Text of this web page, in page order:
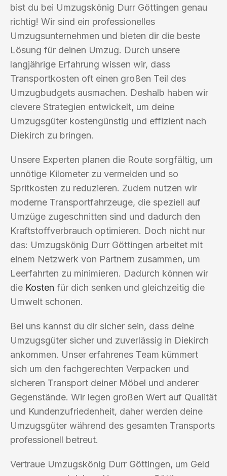
bist du bei Umzugskönig Durr Göttingen genau
richtig! Wir sind ein professionelles
Umzugsunternehmen und bieten dir die beste
Lösung für deinen Umzug. Durch unsere
langjährige Erfahrung wissen wir, dass
Transportkosten oft einen großen Teil des
Umzugbudgets ausmachen. Deshalb haben wir
clevere Strategien entwickelt, um deine
Umzugsgüter kostengünstig und effizient nach
Diekirch zu bringen.
Unsere Experten planen die Route sorgfältig, um
unnötige Kilometer zu vermeiden und so
Spritkosten zu reduzieren. Zudem nutzen wir
moderne Transportfahrzeuge, die speziell auf
Umzüge zugeschnitten sind und dadurch den
Kraftstoffverbrauch optimieren. Doch nicht nur
das: Umzugskönig Durr Göttingen arbeitet mit
einem Netzwerk von Partnern zusammen, um
Leerfahrten zu minimieren. Dadurch können wir
die Kosten für dich senken und gleichzeitig die
Umwelt schonen.
Bei uns kannst du dir sicher sein, dass deine
Umzugsgüter sicher und zuverlässig in Diekirch
ankommen. Unser erfahrenes Team kümmert
sich um den fachgerechten Verpacken und
sicheren Transport deiner Möbel und anderer
Gegenstände. Wir legen großen Wert auf Qualität
und Kundenzufriedenheit, daher werden deine
Umzugsgüter während des gesamten Transports
professionell betreut.
Vertraue Umzugskönig Durr Göttingen, um Geld